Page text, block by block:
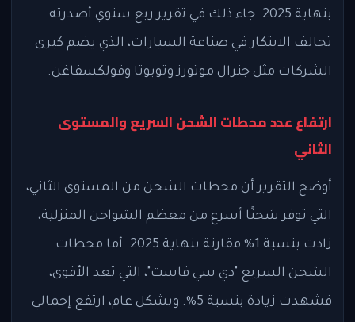
بنهاية 2025. جاء ذلك في تقرير ربع سنوي أصدرته
تحالف الابتكار في صناعة السيارات، الذي يضم كبرى
الشركات مثل جنرال موتورز وتويوتا وفولكسفاغن.
ارتفاع عدد محطات الشحن السريع والمستوى
الثاني
أوضح التقرير أن محطات الشحن من المستوى الثاني،
التي توفر شحنًا أسرع من معظم الشواحن المنزلية،
زادت بنسبة 1% مقارنة بنهاية 2025. أما محطات
الشحن السريع "دي سي فاست"، التي تعد الأقوى،
فشهدت زيادة بنسبة 5%. وبشكل عام، ارتفع إجمالي